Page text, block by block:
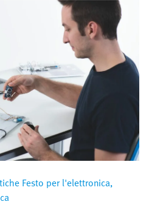
Festo per l'elettronica,